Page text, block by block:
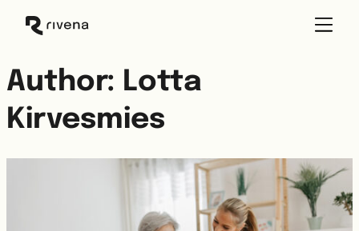
Skip
Author: Lotta
Kirvesmies